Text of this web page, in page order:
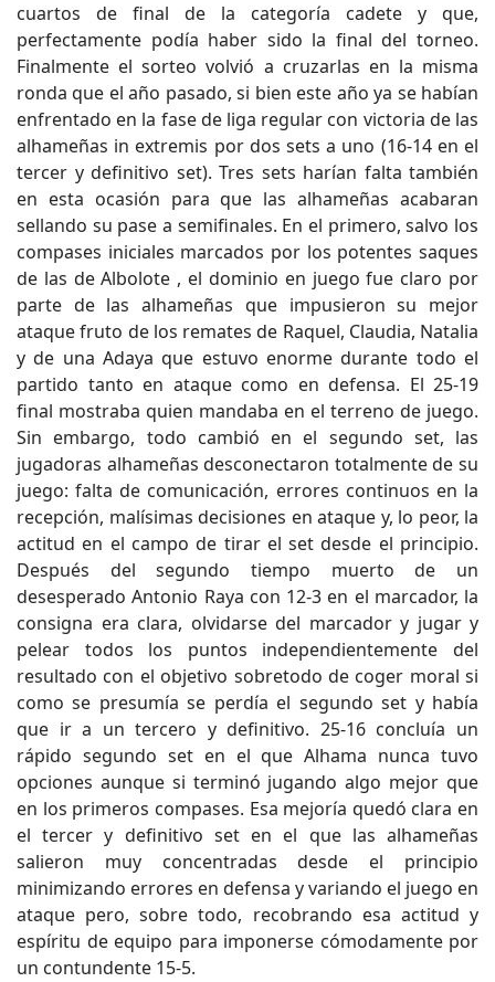
cuartos de final de la categoría cadete y que,
perfectamente podía haber sido la final del torneo.
Finalmente el sorteo volvió a cruzarlas en la misma
ronda que el año pasado, si bien este año ya se habían
enfrentado en la fase de liga regular con victoria de las
alhameñas in extremis por dos sets a uno (16-14 en el
tercer y definitivo set). Tres sets harían falta también
en esta ocasión para que las alhameñas acabaran
sellando su pase a semifinales. En el primero, salvo los
compases iniciales marcados por los potentes saques
de las de Albolote , el dominio en juego fue claro por
parte de las alhameñas que impusieron su mejor
ataque fruto de los remates de Raquel, Claudia, Natalia
y de una Adaya que estuvo enorme durante todo el
partido tanto en ataque como en defensa. El 25-19
final mostraba quien mandaba en el terreno de juego.
Sin embargo, todo cambió en el segundo set, las
jugadoras alhameñas desconectaron totalmente de su
juego: falta de comunicación, errores continuos en la
recepción, malísimas decisiones en ataque y, lo peor, la
actitud en el campo de tirar el set desde el principio.
Después del segundo tiempo muerto de un
desesperado Antonio Raya con 12-3 en el marcador, la
consigna era clara, olvidarse del marcador y jugar y
pelear todos los puntos independientemente del
resultado con el objetivo sobretodo de coger moral si
como se presumía se perdía el segundo set y había
que ir a un tercero y definitivo. 25-16 concluía un
rápido segundo set en el que Alhama nunca tuvo
opciones aunque si terminó jugando algo mejor que
en los primeros compases. Esa mejoría quedó clara en
el tercer y definitivo set en el que las alhameñas
salieron muy concentradas desde el principio
minimizando errores en defensa y variando el juego en
ataque pero, sobre todo, recobrando esa actitud y
espíritu de equipo para imponerse cómodamente por
un contundente 15-5.